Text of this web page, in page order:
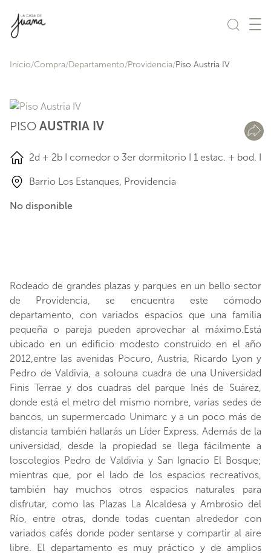
Inicio Compra Departamento Providencia Piso Austria IV
PISO AUSTRIA IV
2d + 2b I comedor o 3er dormitorio I 1 estac. + bod. I
Barrio Los Estanques, Providencia
No disponible
Rodeado de grandes plazas y parques en un bello sector
de Providencia, se encuentra este cómodo
departamento, con variados espacios que una familia
pequeña o pareja pueden aprovechar al máximo.Está
ubicado en un edificio modesto construido en el año
2012,entre las avenidas Pocuro, Austria, Ricardo Lyon y
Pedro de Valdivia, a solouna cuadra de una Universidad
Finis Terrae y dos cuadras del parque Inés de Suárez,
donde está el metro del mismo nombre, varias sedes de
bancos, un supermercado Unimarc y a un poco más de
distancia también hallarás un Líder Express. Además de la
universidad, desde la propiedad se llega fácilmente a
loscolegios Pedro de Valdivia y San Ignacio El Bosque;
mientras que, por el lado de los espacios recreativos,
también hay muchos otros espacios naturales para
disfrutar, como las Plazas La Alcaldesa y Ambrosio del
Río, entre otras, donde todas cuentan alrededor con
variados cafés donde poder sentarse y compartir al aire
libre. El departamento es muy práctico y de amplios